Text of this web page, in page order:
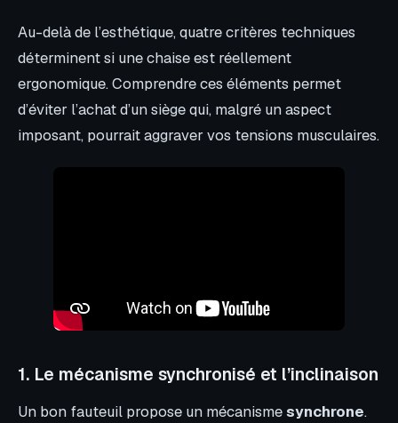
Au-delà de l’esthétique, quatre critères techniques
déterminent si une chaise est réellement
ergonomique. Comprendre ces éléments permet
d’éviter l’achat d’un siège qui, malgré un aspect
imposant, pourrait aggraver vos tensions musculaires.
1. Le mécanisme synchronisé et l’inclinaison
Un bon fauteuil propose un mécanismesynchrone.